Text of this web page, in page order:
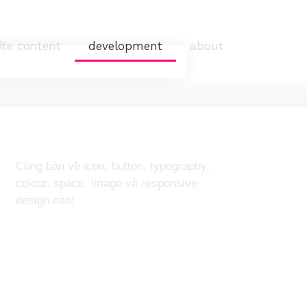
content development about
Cùng bàn về icon, button, typography,
colour, space, image và responsive
design nào!